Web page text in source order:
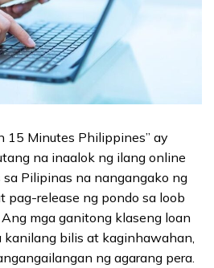
15 Minutes Philippines” ay
na inaalok ng ilang online
Pilipinas na nangangako ng
pag-release ng pondo sa loob
mga ganitong klaseng loan
bilis at kaginhawahan,
ng agarang pera.